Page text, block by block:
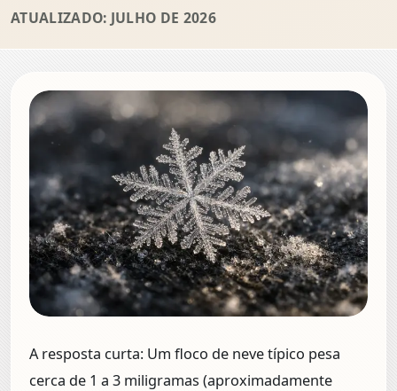
ATUALIZADO: JULHO DE 2026
A resposta curta: Um floco de neve típico pesa
cerca de 1 a 3 miligramas (aproximadamente